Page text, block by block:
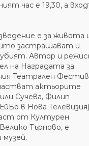
час е 19,30, а
е за живота
застрашават и
Автор и
на Наградата за
Театрален
актьорите
Сучева, Филип
в Нова Телевизия)
от Културен
Търново, е